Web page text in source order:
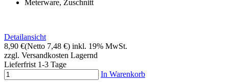
Meterware, Zuschnitt
Detailansicht
8,90 €(Netto 7,48 €) inkl. 19% MwSt.
zzgl. Versandkosten Lagernd
Lieferfrist 1-3 Tage
In Warenkorb